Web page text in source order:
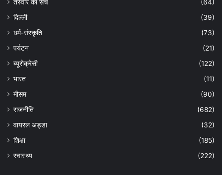
तस्वीर का सच
(64)
दिल्ली
(39)
धर्म-संस्कृति
(73)
पर्यटन
(21)
ब्यूरोक्रेसी
(122)
भारत
(11)
मौसम
(90)
राजनीति
(682)
वायरल अड्डा
(32)
शिक्षा
(185)
स्वास्थ्य
(222)